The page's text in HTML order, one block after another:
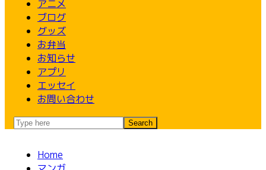
アニメ
ブログ
グッズ
お弁当
お知らせ
アプリ
エッセイ
お問い合わせ
Home